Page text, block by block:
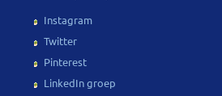
Instagram
Twitter
Pinterest
LinkedIn groep